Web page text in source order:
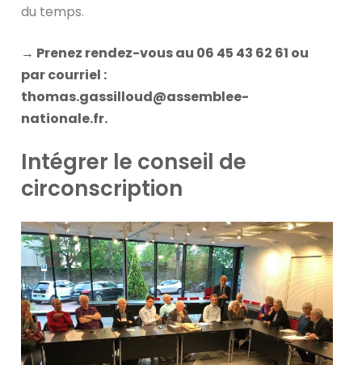
du temps.
→ Prenez rendez-vous au 06 45 43 62 61 ou
par courriel :
thomas.gassilloud@assemblee-
nationale.fr.
Intégrer le conseil de
circonscription